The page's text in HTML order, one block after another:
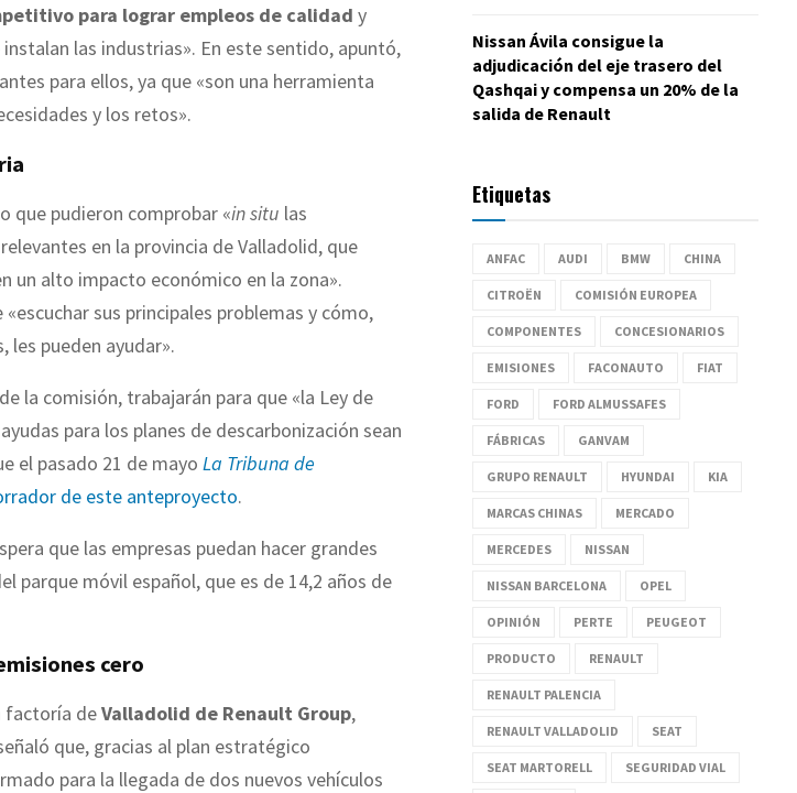
para lograr empleos de calidad y
las industrias». En este sentido, apuntó,
para ellos, ya que «son una herramienta
y los retos».
que pudieron comprobar «in situ las
en la provincia de Valladolid, que
un alto impacto económico en la zona».
sus principales problemas y cómo,
les pueden ayudar».
la comisión, trabajarán para que «la Ley de
para los planes de descarbonización sean
el pasado 21 de mayo La Tribuna de
de este anteproyecto.
que las empresas puedan hacer grandes
parque móvil español, que es de 14,2 años de
cero
factoría deValladolid de Renault Group,
que, gracias al plan estratégico
para la llegada de dos nuevos vehículos
Nissan Ávila consigue la
adjudicación del eje trasero del
Qashqai y compensa un 20% de la
salida de Renault
Etiquetas
ANFAC AUDI BMW CHINA
CITROËN COMISIÓN EUROPEA
COMPONENTES CONCESIONARIOS
EMISIONES FACONAUTO FIAT
FORD FORD ALMUSSAFES
FÁBRICAS GANVAM
GRUPO RENAULT HYUNDAI KIA
MARCAS CHINAS MERCADO
MERCEDES NISSAN
NISSAN BARCELONA OPEL
OPINIÓN PERTE PEUGEOT
PRODUCTO RENAULT
RENAULT PALENCIA
RENAULT VALLADOLID SEAT
SEAT MARTORELL SEGURIDAD VIAL